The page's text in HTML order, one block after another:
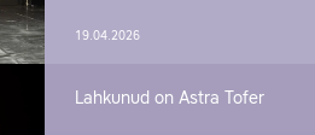
19.04.2026
Lahkunud on Astra Tofer